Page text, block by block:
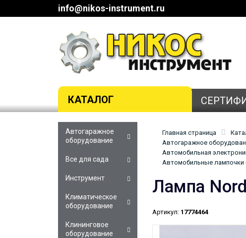
info@nikos-instrument.ru
КАТАЛОГ
Главная страница
Автогаражное
Автомобильная
Автомобильные
Лампа
Артикул: 17774464
Автогаражное
оборудование
Все для сада
Инструмент
Климатическое
оборудование
Клининговое
оборудование